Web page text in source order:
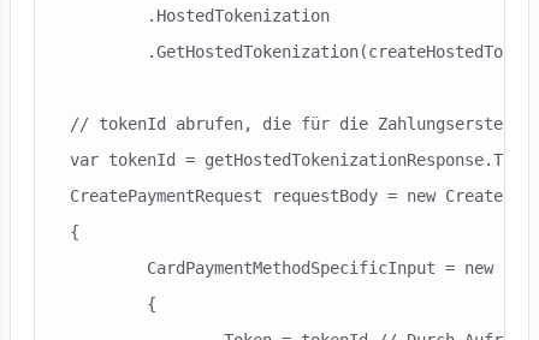
// tokenId abrufen, die für die
var tokenId =
CreatePaymentRequest requestBody = new
{